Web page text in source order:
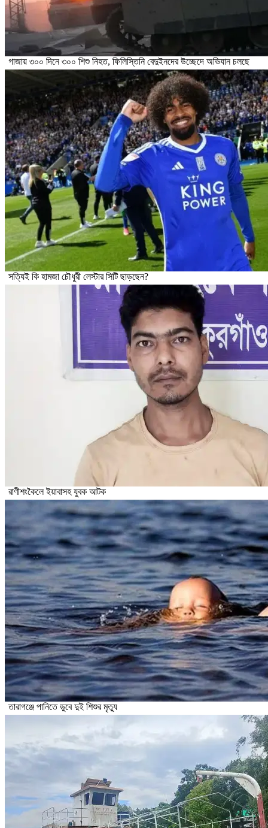
গাজায় ৩০০ দিনে ৩০০ শিশু নিহত, ফিলিস্তিনি বেদুইনদের উচ্ছেদে অভিযান চলছে
সত্যিই কি হামজা চৌধুরী লেস্টার সিটি ছাড়ছেন?
রাণীশংকৈলে ইয়াবাসহ যুবক আটক
তারাগঞ্জে পানিতে ডুবে দুই শিশুর মৃত্যু